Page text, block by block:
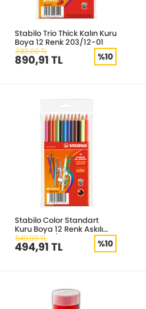
Stabilo Trio Thick Kalın Kuru
Boya 12 Renk 203/12-01
989,90 TL
890,91 TL %10
Stabilo Color Standart
Kuru Boya 12 Renk Askılı
Paket 1212/77-01
549,90 TL
494,91 TL %10